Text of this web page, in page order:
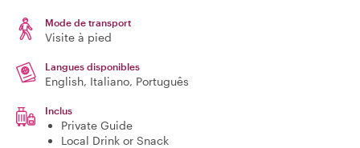
Mode de transport
Visite à pied
Langues disponibles
English, Italiano, Português
Inclus
Private Guide
Local Drink or Snack